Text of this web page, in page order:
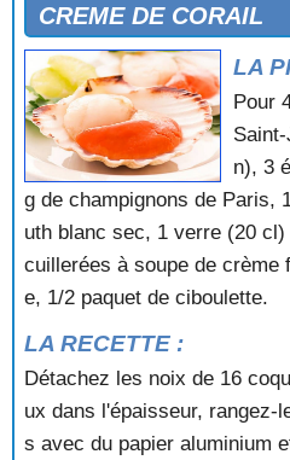
COQUILLES SAINT
POIVRON
COQUILLES SAINT
COQUILLES SAINT
COQUILLES SAINT
COQUILLES SAINT
COQUILLES SAINT
COQUILLES SAINT
COQUILLES SAINT
COQUILLES SAINT
COQUILLES SAINT
COQUILLES SAINT
COQUILLES SAINT
COQUILLES SAINT
COQUILLES SAINT
CREME DE CORAIL
LA
Pour
n), 3
g de champignons de Paris,
uth blanc sec, 1 verre (20
cuillerées à soupe de
e, 1/2 paquet de ciboulette.
LA RECETTE :
Détachez les noix de 16
ux dans l'épaisseur, rangez-
s avec du papier aluminium